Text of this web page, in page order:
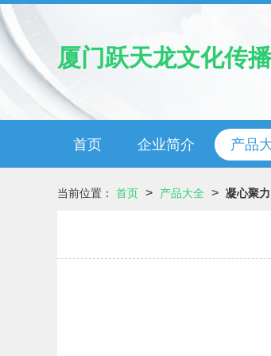
厦门跃天龙文化传
首页 企业简介 产品
当前位置： 首页 > 产品大全 > 凝心聚